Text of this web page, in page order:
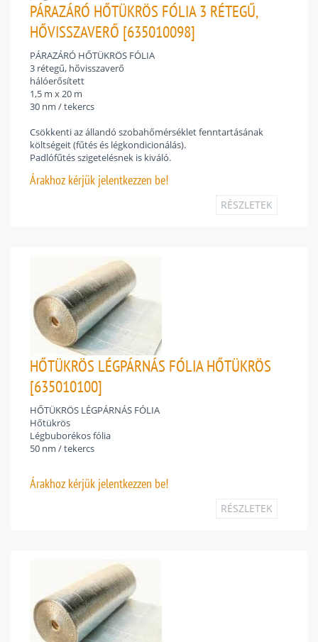
PÁRAZÁRÓ HŐTÜKRÖS FÓLIA 3 RÉTEGŰ,
HŐVISSZAVERŐ [635010098]
PÁRAZÁRÓ HŐTÜKRÖS FÓLIA
3 rétegű, hővisszaverő
hálóerősített
1,5 m x 20 m
30 nm / tekercs
Csökkenti az állandó szobahőmérséklet fenntartásának
költségeit (fűtés és légkondicionálás).
Padlófűtés szigetelésnek is kiváló.
Árakhoz kérjük jelentkezzen be!
RÉSZLETEK
HŐTÜKRÖS LÉGPÁRNÁS FÓLIA HŐTÜKRÖS
[635010100]
HŐTÜKRÖS LÉGPÁRNÁS FÓLIA
Hőtükrös
Légbuborékos fólia
50 nm / tekercs
Árakhoz kérjük jelentkezzen be!
RÉSZLETEK